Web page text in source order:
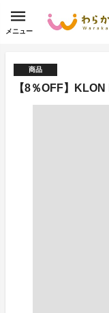
メニュー
商品
【8％OFF】